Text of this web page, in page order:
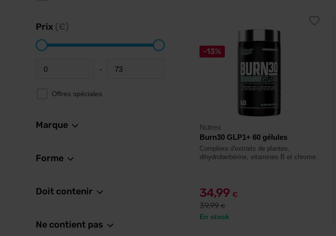
Prix (€)
Minimum price -
Maximum price
Offres spéciales
Marque
Forme
Doit contenir
Ne contient pas
-13%
Nutrex
Burn30 GLP1+ 60 gélules
Complexe d'extraits de plantes,
dihydroberbérine, vitamines B et chrome.
34,99 €
39,99€
En stock